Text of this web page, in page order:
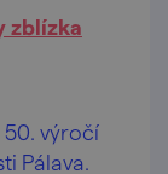
zblízka
50. výročí
Pálava.